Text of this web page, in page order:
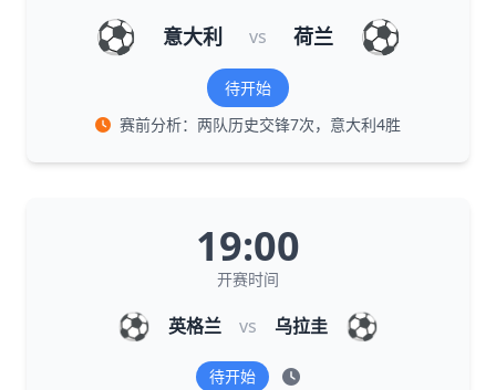
⚽ 意大利 vs 荷兰 ⚽
待开始
赛前分析：两队历史交锋7次，意大利4胜
19:00
开赛时间
⚽ 英格兰 vs 乌拉圭 ⚽
待开始